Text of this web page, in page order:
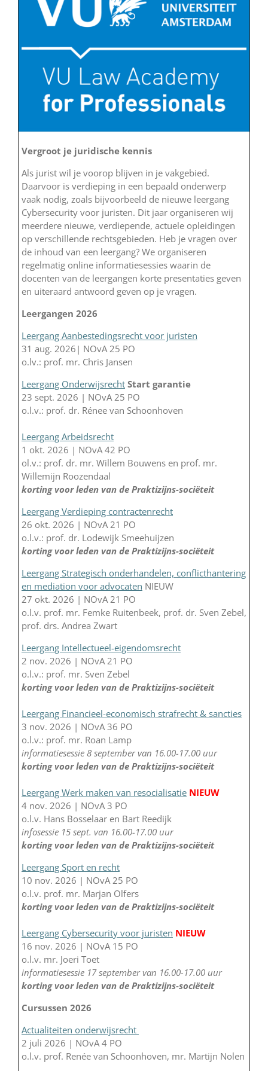
Vergroot je juridische kennis
Als jurist wil je voorop blijven in je vakgebied.
Daarvoor is verdieping in een bepaald onderwerp
vaak nodig, zoals bijvoorbeeld de nieuwe leergang
Cybersecurity voor juristen. Dit jaar organiseren wij
meerdere nieuwe, verdiepende, actuele opleidingen
op verschillende rechtsgebieden. Heb je vragen over
de inhoud van een leergang? We organiseren
regelmatig online informatiesessies waarin de
docenten van de leergangen korte presentaties geven
en uiteraard antwoord geven op je vragen.
Leergangen 2026
Leergang Aanbestedingsrecht voor juristen
31 aug. 2026| NOvA 25 PO
o.lv.: prof. mr. Chris Jansen
Leergang Onderwijsrecht Start garantie
23 sept. 2026 | NOvA 25 PO
o.l.v.: prof. dr. Rénee van Schoonhoven
Leergang Arbeidsrecht
1 okt. 2026 | NOvA 42 PO
ol.v.: prof. dr. mr. Willem Bouwens en prof. mr.
Willemijn Roozendaal
korting voor leden van de Praktizijns-sociëteit
Leergang Verdieping contractenrecht
26 okt. 2026 | NOvA 21 PO
o.l.v.: prof. dr. Lodewijk Smeehuijzen
korting voor leden van de Praktizijns-sociëteit
Leergang Strategisch onderhandelen, conflicthantering
en mediation voor advocaten NIEUW
27 okt. 2026 | NOvA 21 PO
o.l.v. prof. mr. Femke Ruitenbeek, prof. dr. Sven Zebel,
prof. drs. Andrea Zwart
Leergang Intellectueel-eigendomsrecht
2 nov. 2026 | NOvA 21 PO
o.l.v.: prof. mr. Sven Zebel
korting voor leden van de Praktizijns-sociëteit
Leergang Financieel-economisch strafrecht & sancties
3 nov. 2026 | NOvA 36 PO
o.l.v.: prof. mr. Roan Lamp
informatiesessie 8 september van 16.00-17.00 uur
korting voor leden van de Praktizijns-sociëteit
Leergang Werk maken van resocialisatie NIEUW
4 nov. 2026 | NOvA 3 PO
o.l.v. Hans Bosselaar en Bart Reedijk
infosessie 15 sept. van 16.00-17.00 uur
korting voor leden van de Praktizijns-sociëteit
Leergang Sport en recht
10 nov. 2026 | NOvA 25 PO
o.l.v. prof. mr. Marjan Olfers
korting voor leden van de Praktizijns-sociëteit
Leergang Cybersecurity voor juristen NIEUW
16 nov. 2026 | NOvA 15 PO
o.l.v. mr. Joeri Toet
informatiesessie 17 september van 16.00-17.00 uur
korting voor leden van de Praktizijns-sociëteit
Cursussen 2026
Actualiteiten onderwijsrecht
2 juli 2026 | NOvA 4 PO
o.l.v. prof. Renée van Schoonhoven, mr. Martijn Nolen